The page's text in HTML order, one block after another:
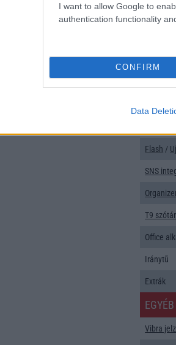
I want to allow Google to
authentication functionality
CONFIRM
Data
Típus
Flash /
SNS
T9 szótár
Office
Iránytũ
Extrák
EGYÉB
Vibra